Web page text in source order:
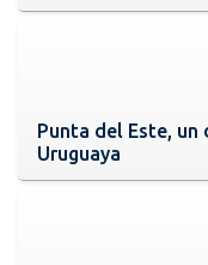
Punta del Este, un
Uruguaya